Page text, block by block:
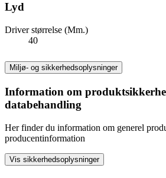
Lyd
Driver størrelse (Mm.)
40
Miljø- og sikkerhedsoplysninger
Information om
databehandling
Her finder du information om generel
producentinformation
Vis sikkerhedsoplysninger